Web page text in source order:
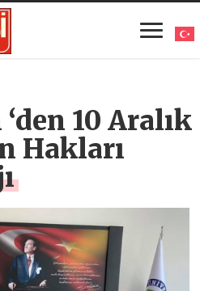
10 Aralık
Hakları